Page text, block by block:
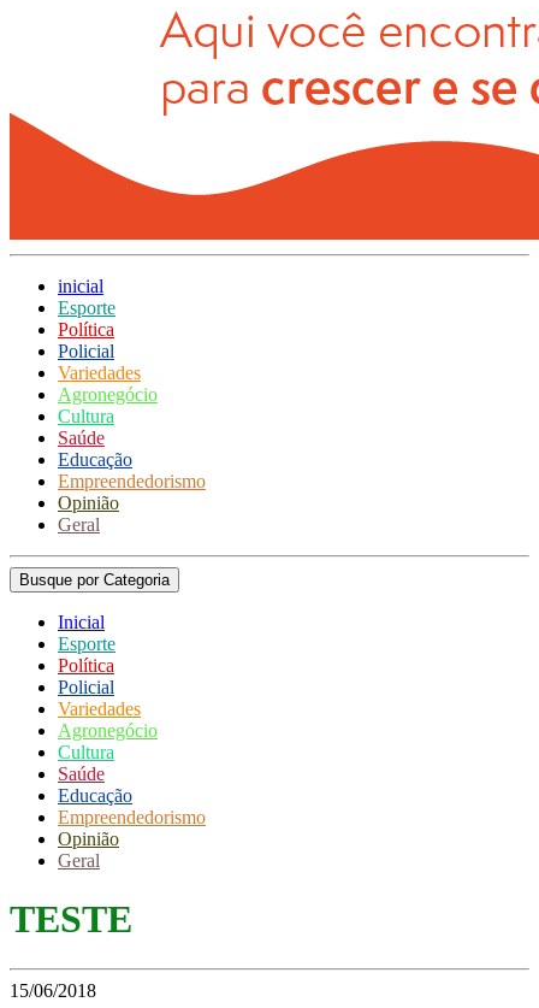
inicial
Esporte
Política
Policial
Variedades
Agronegócio
Cultura
Saúde
Educação
Empreendedorismo
Opinião
Geral
Busque por Categoria
Inicial
Esporte
Política
Policial
Variedades
Agronegócio
Cultura
Saúde
Educação
Empreendedorismo
Opinião
Geral
TESTE
15/06/2018